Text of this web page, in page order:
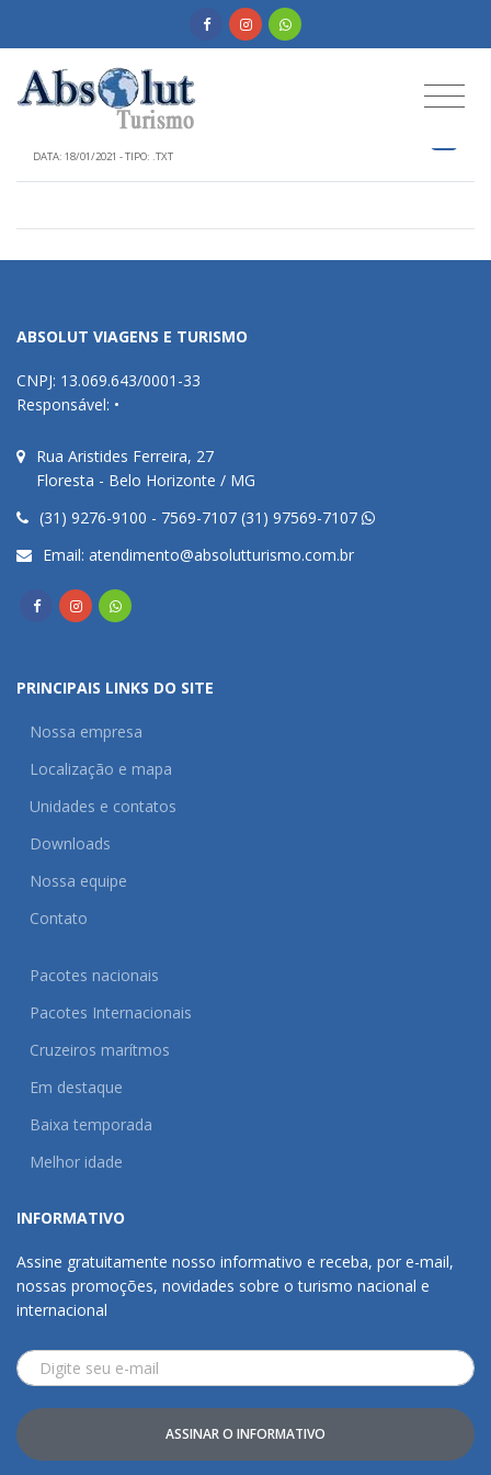
Documentos para viajantes
Documentos, vacinas dicas e manual de viagens
DATA: 18/01/2021 - TIPO: .TXT
ABSOLUT VIAGENS E TURISMO
CNPJ: 13.069.643/0001-33
Responsável: •
Rua Aristides Ferreira, 27
Floresta - Belo Horizonte / MG
(31) 9276-9100 - 7569-7107 (31) 97569-7107
Email: atendimento@absolutturismo.com.br
PRINCIPAIS LINKS DO SITE
Nossa empresa
Localização e mapa
Unidades e contatos
Downloads
Nossa equipe
Contato
Pacotes nacionais
Pacotes Internacionais
Cruzeiros marítmos
Em destaque
Baixa temporada
Melhor idade
INFORMATIVO
Assine gratuitamente nosso informativo e receba, por e-mail,
nossas promoções, novidades sobre o turismo nacional e
internacional
ASSINAR O INFORMATIVO